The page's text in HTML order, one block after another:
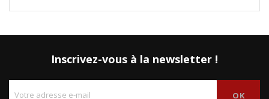
Inscrivez-vous à la newsletter !